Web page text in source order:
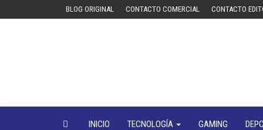
BLOG ORIGINAL CONTACTO COMERCIAL CONTACTO
INICIO TECNOLOGÍA GAMING